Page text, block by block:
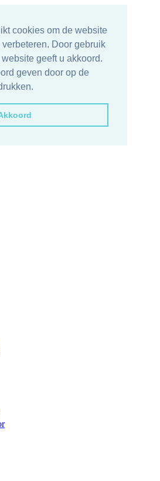
cookies om de website
Door gebruik
geeft u akkoord.
geven door op de